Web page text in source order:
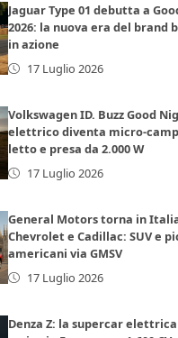
Jaguar Type 01 debutta a
2026: la nuova era del brand
in azione
17 Luglio 2026
Volkswagen ID. Buzz Good
elettrico diventa micro-
letto e presa da 2.000 W
17 Luglio 2026
General Motors torna in
Chevrolet e Cadillac: SUV e
americani via GMSV
17 Luglio 2026
Denza Z: la supercar elettrica